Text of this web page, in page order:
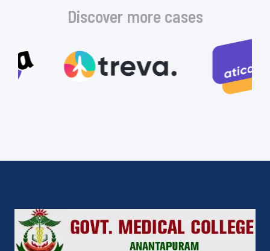
Discover more cases